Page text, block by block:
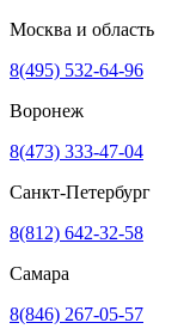
Москва и область
8(495) 532-64-96
Воронеж
8(473) 333-47-04
Санкт-Петербург
8(812) 642-32-58
Самара
8(846) 267-05-57